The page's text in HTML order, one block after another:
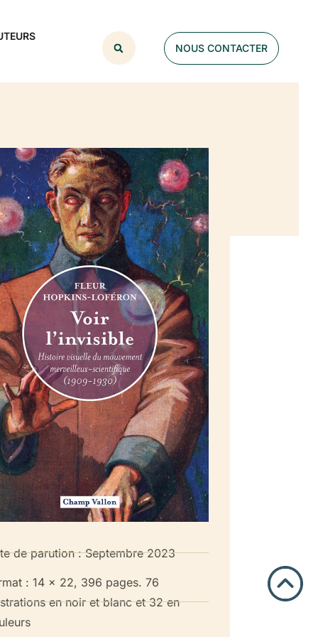
NOUS CONTACTER
de parution : Septembre 2023
: 14 x 22, 396 pages. 76
en noir et blanc et 32 en